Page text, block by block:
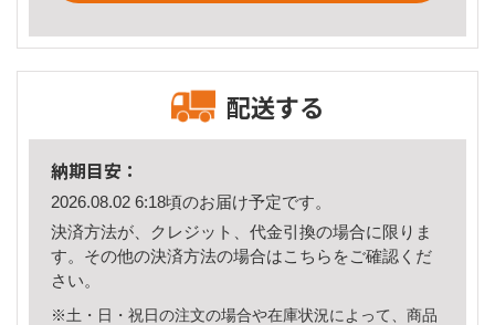
配送する
納期目安：
2026.08.02 6:18頃のお届け予定です。
決済方法が、クレジット、代金引換の場合に限りま
す。その他の決済方法の場合はこちら をご確認くだ
さい。
※土・日・祝日の注文の場合や在庫状況によって、商品